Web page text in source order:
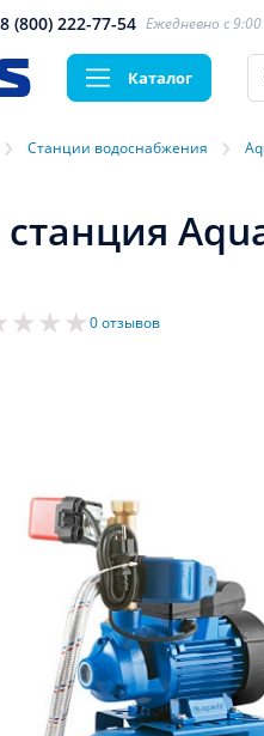
8 (800) 222-77-54 Ежедневно с
Каталог
› Станции водоснабжения ›
0 отзывов